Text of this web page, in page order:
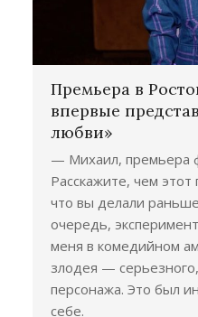
Премьера в
впервые
любви»
— Михаил, премьера
Расскажите, чем этот
что вы делали
очередь,
меня в комедийном
злодея —
персонажа. Это был
себе.